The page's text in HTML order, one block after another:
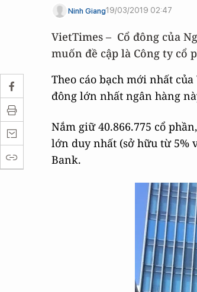
Ninh Giang19/03/2019 02:47
VietTimes – Cổ đông của
muốn đề cập là Công ty cổ
Theo cáo bạch mới nhất
đông lớn nhất ngân hàng
Nắm giữ 40.866.775 cổ
lớn duy nhất (sở hữu từ 5%
Bank.